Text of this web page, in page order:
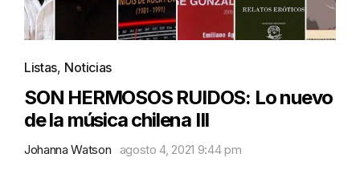
Listas, Noticias
SON HERMOSOS RUIDOS: Lo nuevo
de la música chilena III
Johanna Watson agosto 4, 2021 9:44 pm